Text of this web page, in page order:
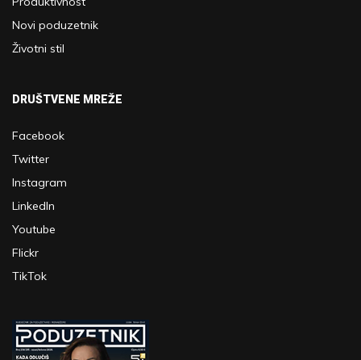
Novi poduzetnik
Životni stil
DRUŠTVENE MREŽE
Facebook
Twitter
Instagram
LinkedIn
Youtube
Flickr
TikTok